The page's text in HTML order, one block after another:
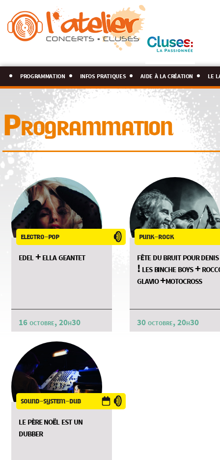
programmation infos pratiques aide à la création le
Programmation
electro-pop
edel + ella geantet
16 octobre, 20h30
punk-rock
fête du bruit pour denis
! les binche boys +
glavio +motocross
30 octobre, 20h30
sound-system-dub
le père noël est un
dubber